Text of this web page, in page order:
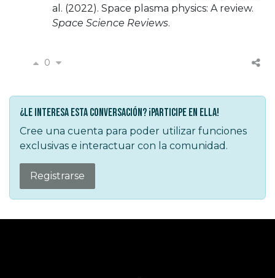
al. (2022). Space plasma physics: A review.
Space Science Reviews.
0
¿Le interesa esta conversación? ¡Participe en ella!
Cree una cuenta para poder utilizar funciones
exclusivas e interactuar con la comunidad.
Registrarse